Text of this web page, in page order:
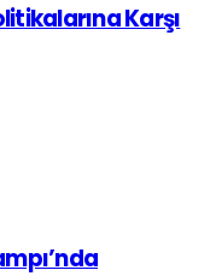
Karşı